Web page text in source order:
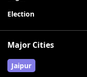
Election
Major Cities
Jaipur